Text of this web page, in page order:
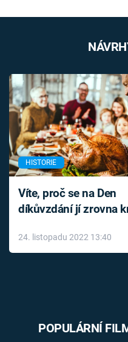
HISTORIE
Víte, proč se na Den
díkůvzdání jí zrovna
24. listopadu 2022 13:40
POPULÁRNÍ